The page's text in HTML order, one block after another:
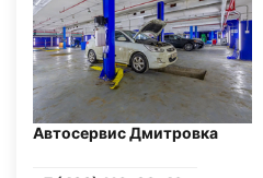
Автосервис Дмитровка